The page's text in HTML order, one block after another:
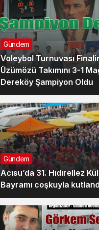
Gündem
Voleybol Turnuvası
Üzümözü Takımını 3-1
Dereköy Şampiyon Oldu
Gündem
Acısu’da 31. Hıdırellez
Bayramı coşkuyla